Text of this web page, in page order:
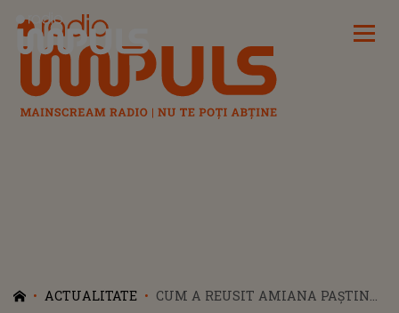
Radio Impuls
ACTUALITATE
CUM A REUSIT AMIANA PAȘTINĂ,